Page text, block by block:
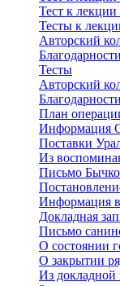
Тест к лекции
Тесты к
Авторский
Благодарности
Тесты
Авторский
Благодарности
План
Информация
Поставки
Из
Письмо
Информация в
Докладная
Письмо
О состоянии
О закрытии
Из